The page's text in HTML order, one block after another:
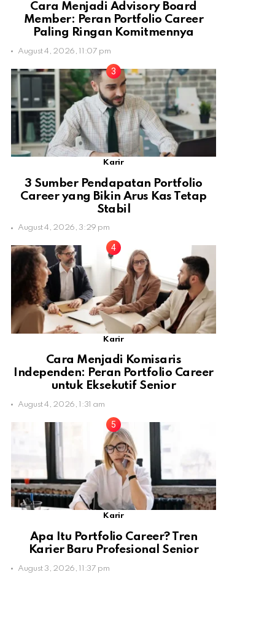
Cara Menjadi Advisory Board
Member: Peran Portfolio Career
Paling Ringan Komitmennya
August 4, 2026, 11:07 pm
Karir
3 Sumber Pendapatan Portfolio
Career yang Bikin Arus Kas Tetap
Stabil
August 4, 2026, 3:29 pm
Karir
Cara Menjadi Komisaris
Independen: Peran Portfolio Career
untuk Eksekutif Senior
August 4, 2026, 1:31 am
Karir
Apa Itu Portfolio Career? Tren
Karier Baru Profesional Senior
August 3, 2026, 11:37 pm